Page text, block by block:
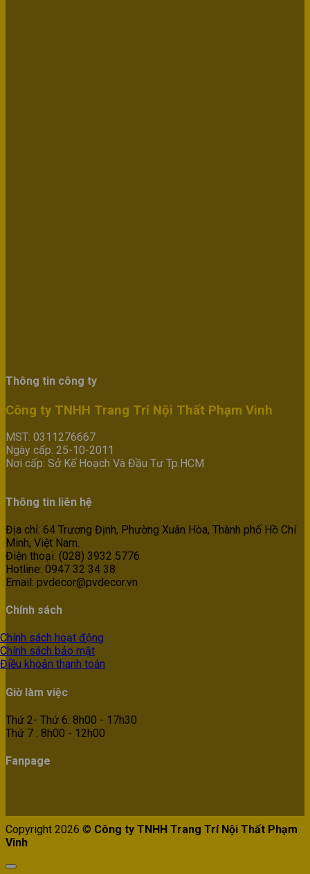
Thông tin công ty
Công ty TNHH Trang Trí Nội Thất Phạm Vinh
MST: 0311276667
Ngày cấp: 25-10-2011
Nơi cấp: Sở Kế Hoạch Và Đầu Tư Tp.HCM
Thông tin liên hệ
Địa chỉ: 64 Trương Định, Phường Xuân Hòa, Thành phố Hồ Chí
Minh, Việt Nam.
Điện thoại: (028) 3932 5776
Hotline: 0947 32 34 38
Email: pvdecor@pvdecor.vn
Chính sách
Chính sách hoạt động
Chính sách bảo mật
Điều khoản thanh toán
Giờ làm việc
Thứ 2- Thứ 6: 8h00 - 17h30
Thứ 7 : 8h00 - 12h00
Fanpage
Copyright 2026 © Công ty TNHH Trang Trí Nội Thất Phạm
Vinh